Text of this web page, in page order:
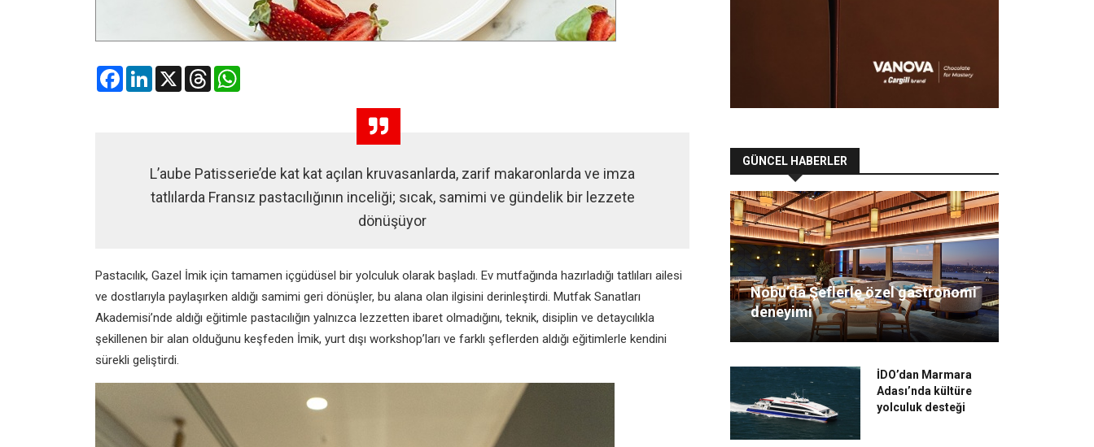
FacebookLinkedIn
X Threads
L’aube Patisserie’de kat kat açılan kruvasanlarda, zarif makaronlarda ve imza
tatlılarda Fransız pastacılığının inceliği; sıcak, samimi ve gündelik bir lezzete
dönüşüyor
Pastacılık, Gazel İmik için tamamen içgüdüsel bir yolculuk olarak başladı. Ev mutfağında hazırladığı tatlıları ailesi
ve dostlarıyla paylaşırken aldığı samimi geri dönüşler, bu alana olan ilgisini derinleştirdi. Mutfak Sanatları
Akademisi’nde aldığı eğitimle pastacılığın yalnızca lezzetten ibaret olmadığını, teknik, disiplin ve detaycılıkla
şekillenen bir alan olduğunu keşfeden İmik, yurt dışı workshop’ları ve farklı şeflerden aldığı eğitimlerle kendini
sürekli geliştirdi.
GÜNCEL HABERLER
Nobu’da Şeflerle özel gastronomi
deneyimi
İDO’dan Marmara
Adası’nda kültüre
yolculuk desteği